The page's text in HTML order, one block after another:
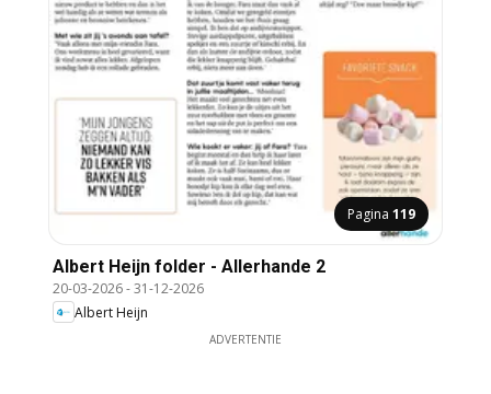
Pagina 119
Albert Heijn folder - Allerhande 2
20-03-2026-31-12-2026
Albert Heijn
ADVERTENTIE